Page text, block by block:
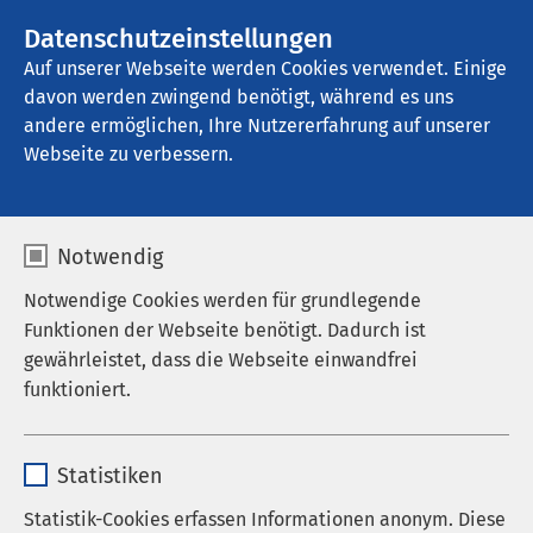
Datenschutzeinstellungen
Auf unserer Webseite werden Cookies verwendet. Einige
davon werden zwingend benötigt, während es uns
andere ermöglichen, Ihre Nutzererfahrung auf unserer
Webseite zu verbessern.
Notwendig
Notwendige Cookies werden für grundlegende
Funktionen der Webseite benötigt. Dadurch ist
gewährleistet, dass die Webseite einwandfrei
funktioniert.
Anbieter sgalinski
Statistiken
Statistik-Cookies erfassen Informationen anonym. Diese
AMEOS Klinikum Staßfurt
Medizinische Zentren
und Dienste
Alterstraumatologisches Zentrum